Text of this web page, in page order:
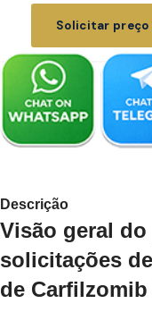
Solicitar preço
Descrição
Visão geral
solicitações
de Carfilzomib